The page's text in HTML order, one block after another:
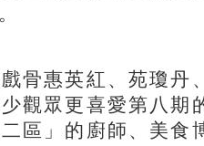
惠英紅、苑瓊丹
觀眾更喜愛第八期
區」的廚師、美食